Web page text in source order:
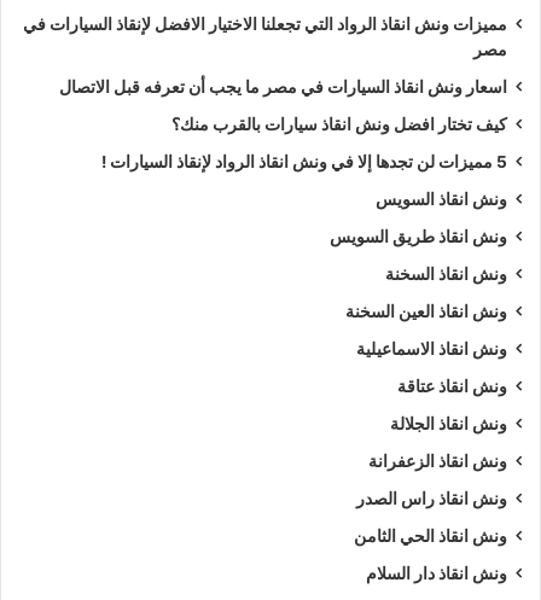
مميزات ونش انقاذ الرواد التي تجعلنا الاختيار الافضل لإنقاذ السيارات في
مصر
اسعار ونش انقاذ السيارات في مصر ما يجب أن تعرفه قبل الاتصال
كيف تختار افضل ونش انقاذ سيارات بالقرب منك؟
5 مميزات لن تجدها إلا في ونش انقاذ الرواد لإنقاذ السيارات !
ونش انقاذ السويس
ونش انقاذ طريق السويس
ونش انقاذ السخنة
ونش انقاذ العين السخنة
ونش انقاذ الاسماعيلية
ونش انقاذ عتاقة
ونش انقاذ الجلالة
ونش انقاذ الزعفرانة
ونش انقاذ راس الصدر
ونش انقاذ الحي الثامن
ونش انقاذ دار السلام